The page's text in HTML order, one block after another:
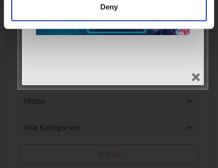
Deny
Jahr
Jahr
Motor
Motor
Alle Kategorien
Alle Kategorien